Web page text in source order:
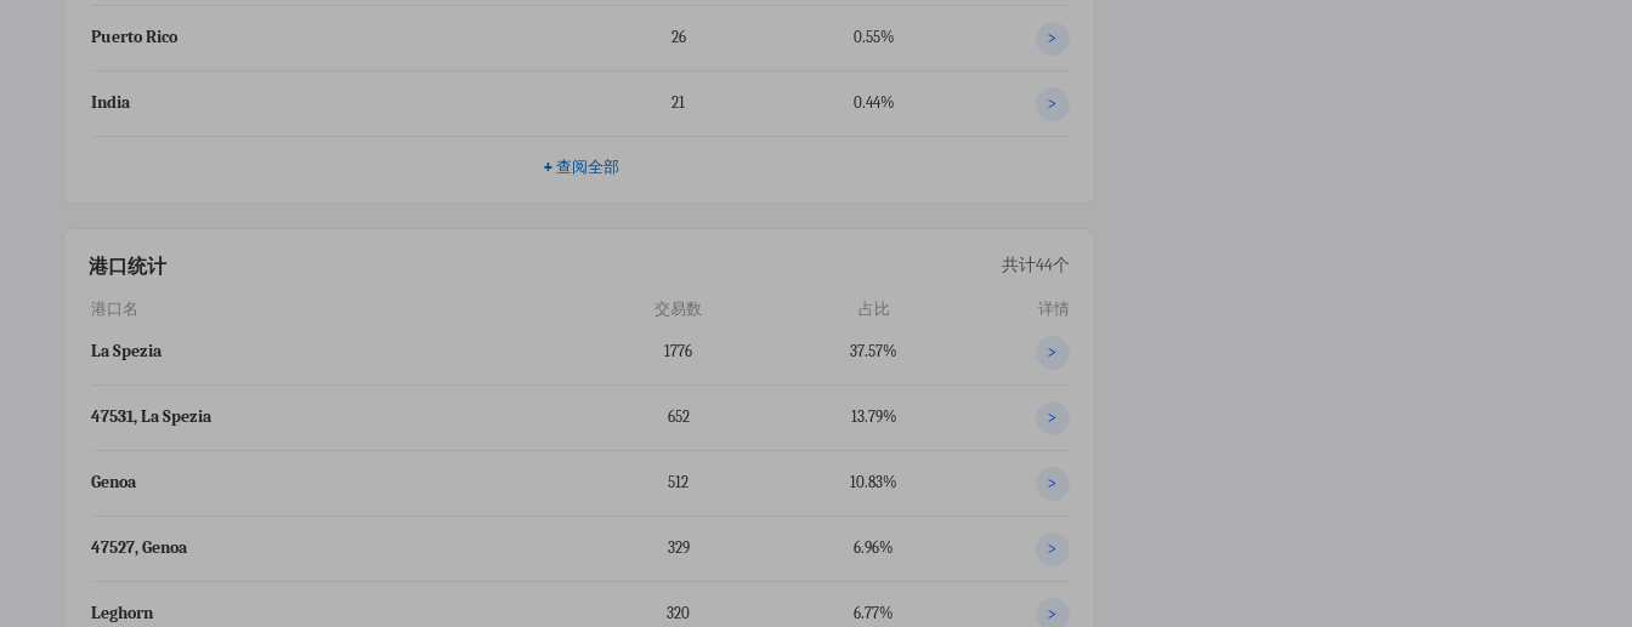
Puerto Rico 26 0.55% >
India 21 0.44% >
+ 查阅全部
港口统计 共计44个
港口名 交易数 占比 详情
La Spezia 1776 37.57% >
47531, La Spezia 652 13.79% >
Genoa 512 10.83% >
47527, Genoa 329 6.96% >
Leghorn 320 6.77% >